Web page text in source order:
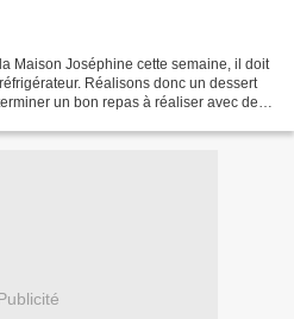
Maison Joséphine cette semaine, il doit
Réalisons donc un dessert
un bon repas à réaliser avec des